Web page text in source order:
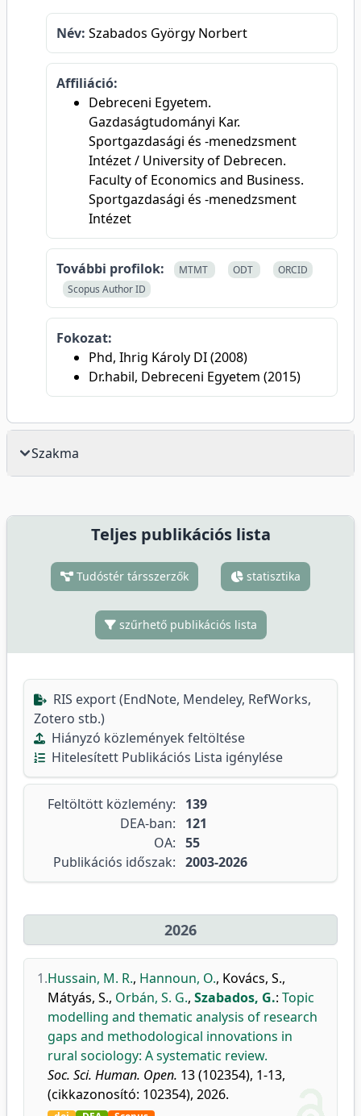
Név: Szabados György Norbert
Affiliáció:
Debreceni Egyetem.
Gazdaságtudományi Kar.
Sportgazdasági és -menedzsment
Intézet / University of Debrecen.
Faculty of Economics and Business.
Sportgazdasági és -menedzsment
Intézet
További profilok: MTMT ODT
ORCID
Scopus Author ID
Fokozat:
Phd, Ihrig Károly DI (2008)
Dr.habil, Debreceni Egyetem (2015)
Szakma
Teljes publikációs lista
Tudóstér társszerzők statisztika
szűrhető publikációs lista
RIS export (EndNote, Mendeley, RefWorks,
Zotero stb.)
Hiányzó közlemények feltöltése
Hitelesített Publikációs Lista igénylése
Feltöltött közlemény:
139
DEA-ban:
121
OA: 55
Publikációs időszak: 2003-2026
2026
1.Hussain, M. R., Hannoun, O., Kovács, S.,
Mátyás, S., Orbán, S. G., Szabados, G.: Topic
modelling and thematic analysis of research
gaps and methodological innovations in
rural sociology: A systematic review.
Soc. Sci. Human. Open. 13 (102354), 1-13,
(cikkazonosító: 102354), 2026.